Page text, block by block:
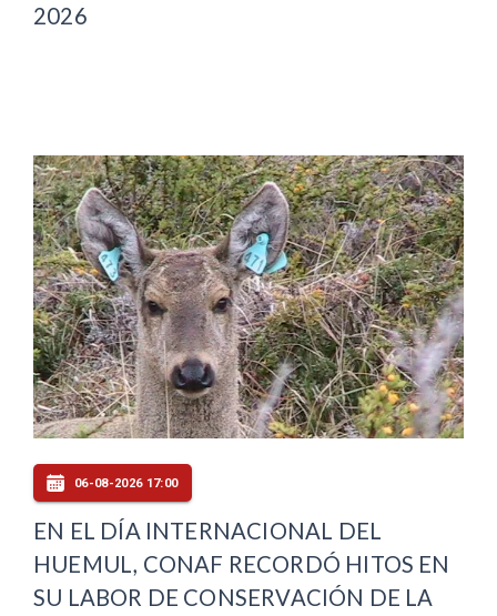
2026
06-08-2026 17:00
EN EL DÍA INTERNACIONAL DEL
HUEMUL, CONAF RECORDÓ HITOS EN
SU LABOR DE CONSERVACIÓN DE LA